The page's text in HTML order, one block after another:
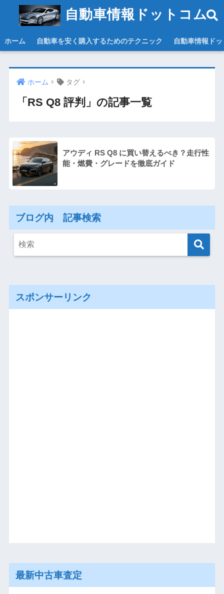
自動車情報ドットコム
ホーム 自動車を安く購入するためのテクニック 自動車情報ド
ホーム タグ
「RS Q8 評判」の記事一覧
アウディ RS Q8 に買い替えるべき？走行性
能・燃費・グレードを徹底ガイド
ブログ内 記事検索
スポンサーリンク
最新中古車査定